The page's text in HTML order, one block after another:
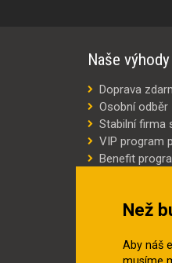
Naše výhody
Doprava
Osobní odběr
Stabilní firma
VIP program
Benefit
Šetříme
Než
Aby náš